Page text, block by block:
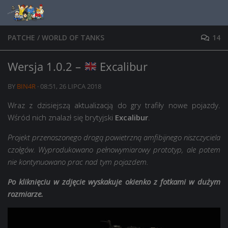
Skip to content
PATCHE / WORLD OF TANKS 14
Wersja 1.0.2 – Excalibur
BY BIN4R · 08:51, 26 LIPCA 2018
Wraz z dzisiejszą aktualizacją do gry trafiły nowe pojazdy.
Wśród nich znalazł się brytyjski Excalibur.
Projekt przenoszonego drogą powietrzną amfibijnego niszczyciela
czołgów. Wyprodukowano pełnowymiarowy prototyp, ale potem
nie kontynuowano prac nad tym pojazdem.
Po kliknięciu w zdjęcie wyskakuje okienko z fotkami w dużym
rozmiarze.